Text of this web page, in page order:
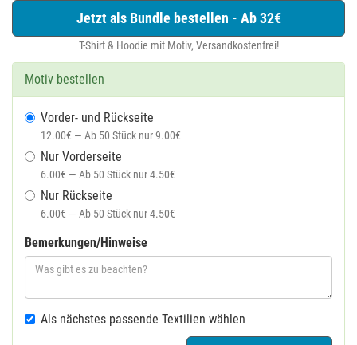
Jetzt als Bundle bestellen - Ab 32€
T-Shirt & Hoodie mit Motiv, Versandkostenfrei!
Motiv bestellen
Vorder- und Rückseite
12.00€ — Ab 50 Stück nur 9.00€
Nur Vorderseite
6.00€ — Ab 50 Stück nur 4.50€
Nur Rückseite
6.00€ — Ab 50 Stück nur 4.50€
Bemerkungen/Hinweise
Als nächstes passende Textilien wählen